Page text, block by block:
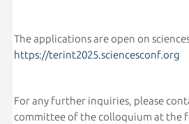
The applications are open on
https://terint2025.sciencesconf.org
For any further inquiries, please
committee of the colloquium at the